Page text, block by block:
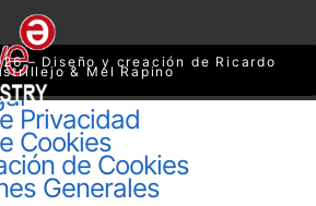
– Diseño y creación de Ricardo
& Mel Rapino
Privacidad
Cookies
de Cookies
Generales